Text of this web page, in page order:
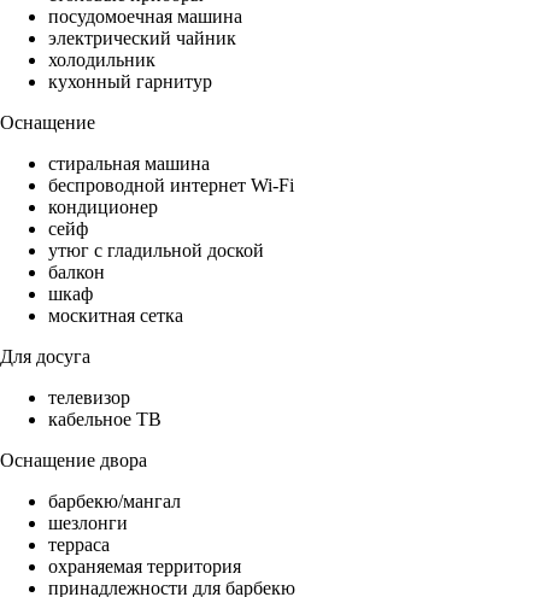
посудомоечная машина
электрический чайник
холодильник
кухонный гарнитур
Оснащение
стиральная машина
беспроводной интернет Wi-Fi
кондиционер
сейф
утюг с гладильной доской
балкон
шкаф
москитная сетка
Для досуга
телевизор
кабельное ТВ
Оснащение двора
барбекю/мангал
шезлонги
терраса
охраняемая территория
принадлежности для барбекю